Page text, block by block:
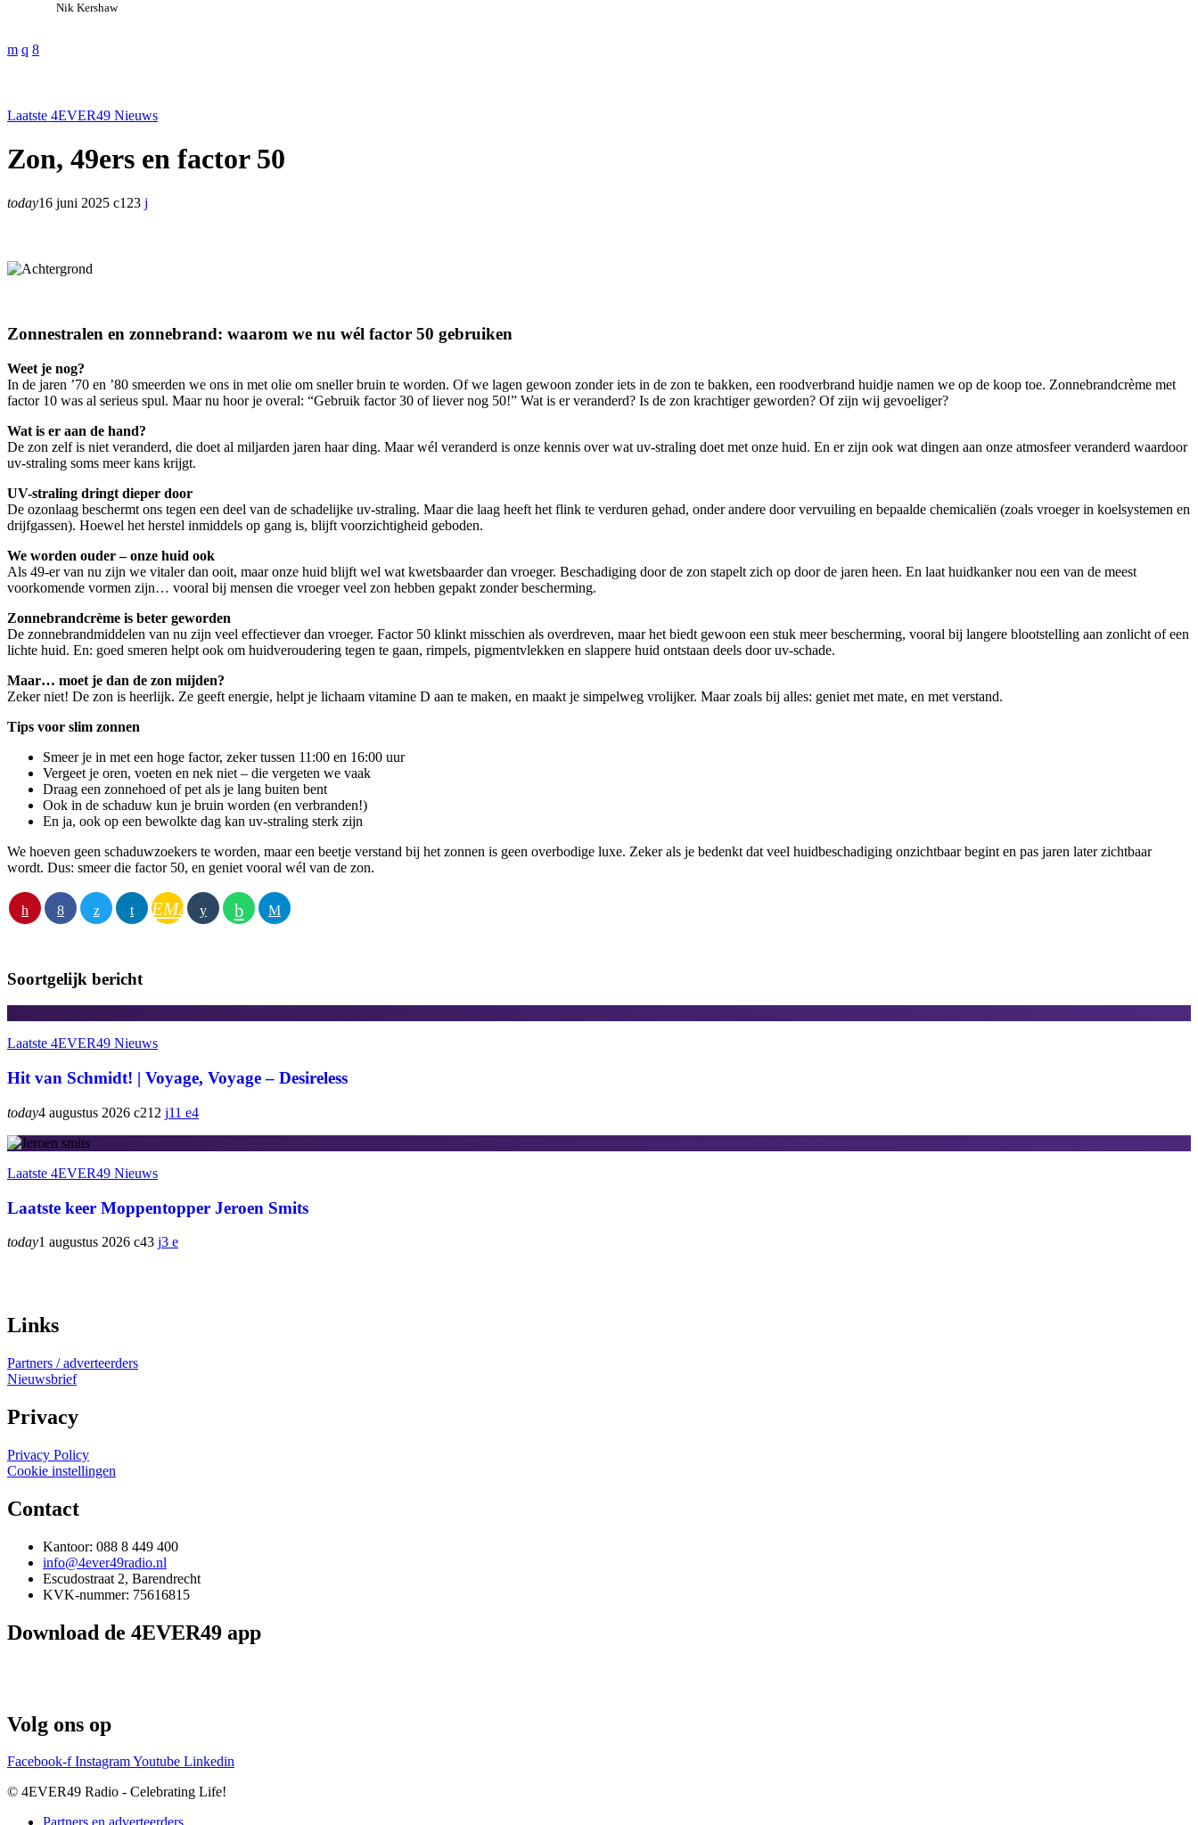
Nik Kershaw
Laatste 4EVER49 Nieuws
Zon, 49ers en factor 50
today16 juni 2025 123
Zonnestralen en zonnebrand: waarom we nu wél factor 50 gebruiken
Weet je nog?
In de jaren ’70 en ’80 smeerden we ons in met olie om sneller bruin te worden. Of we lagen gewoon zonder iets in de zon te bakken, een roodverbrand huidje namen we op de koop toe. Zonnebrandcrème met
factor 10 was al serieus spul. Maar nu hoor je overal: “Gebruik factor 30 of liever nog 50!” Wat is er veranderd? Is de zon krachtiger geworden? Of zijn wij gevoeliger?
Wat is er aan de hand?
De zon zelf is niet veranderd, die doet al miljarden jaren haar ding. Maar wél veranderd is onze kennis over wat uv-straling doet met onze huid. En er zijn ook wat dingen aan onze atmosfeer veranderd waardoor
uv-straling soms meer kans krijgt.
UV-straling dringt dieper door
De ozonlaag beschermt ons tegen een deel van de schadelijke uv-straling. Maar die laag heeft het flink te verduren gehad, onder andere door vervuiling en bepaalde chemicaliën (zoals vroeger in koelsystemen en
drijfgassen). Hoewel het herstel inmiddels op gang is, blijft voorzichtigheid geboden.
We worden ouder – onze huid ook
Als 49-er van nu zijn we vitaler dan ooit, maar onze huid blijft wel wat kwetsbaarder dan vroeger. Beschadiging door de zon stapelt zich op door de jaren heen. En laat huidkanker nou een van de meest
voorkomende vormen zijn… vooral bij mensen die vroeger veel zon hebben gepakt zonder bescherming.
Zonnebrandcrème is beter geworden
De zonnebrandmiddelen van nu zijn veel effectiever dan vroeger. Factor 50 klinkt misschien als overdreven, maar het biedt gewoon een stuk meer bescherming, vooral bij langere blootstelling aan zonlicht of een
lichte huid. En: goed smeren helpt ook om huidveroudering tegen te gaan, rimpels, pigmentvlekken en slappere huid ontstaan deels door uv-schade.
Maar… moet je dan de zon mijden?
Zeker niet! De zon is heerlijk. Ze geeft energie, helpt je lichaam vitamine D aan te maken, en maakt je simpelweg vrolijker. Maar zoals bij alles: geniet met mate, en met verstand.
Tips voor slim zonnen
Smeer je in met een hoge factor, zeker tussen 11:00 en 16:00 uur
Vergeet je oren, voeten en nek niet – die vergeten we vaak
Draag een zonnehoed of pet als je lang buiten bent
Ook in de schaduw kun je bruin worden (en verbranden!)
En ja, ook op een bewolkte dag kan uv-straling sterk zijn
We hoeven geen schaduwzoekers te worden, maar een beetje verstand bij het zonnen is geen overbodige luxe. Zeker als je bedenkt dat veel huidbeschadiging onzichtbaar begint en pas jaren later zichtbaar
wordt. Dus: smeer die factor 50, en geniet vooral wél van de zon.
EMAIL
Soortgelijk bericht
Laatste 4EVER49 Nieuws
Hit van Schmidt! | Voyage, Voyage – Desireless
today4 augustus 2026 212 11 4
Laatste 4EVER49 Nieuws
Laatste keer Moppentopper Jeroen Smits
today1 augustus 2026 43 3
Links
Partners / adverteerders
Nieuwsbrief
Privacy
Privacy Policy
Cookie instellingen
Contact
Kantoor: 088 8 449 400
info@4ever49radio.nl
Escudostraat 2, Barendrecht
KVK-nummer: 75616815
Download de 4EVER49 app
Volg ons op
Facebook-f InstagramYoutube Linkedin
© 4EVER49 Radio - Celebrating Life!